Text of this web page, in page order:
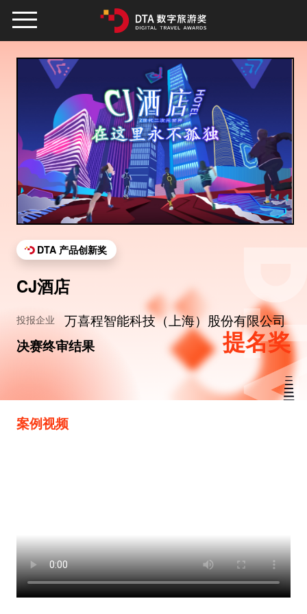
DTA 产品创新奖
CJ酒店
投报企业
万喜程智能科技（上海）股份有限公司
决赛终审结果
提名奖
案例视频